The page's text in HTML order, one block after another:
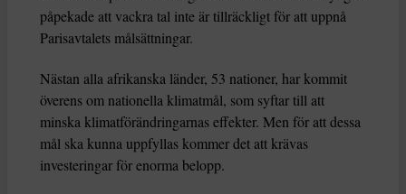
påpekade att vackra tal inte är tillräckligt för att uppnå
Parisavtalets målsättningar.
Nästan alla afrikanska länder, 53 nationer, har kommit
överens om nationella klimatmål, som syftar till att
minska klimatförändringarnas effekter. Men för att dessa
mål ska kunna uppfyllas kommer det att krävas
investeringar för enorma belopp.